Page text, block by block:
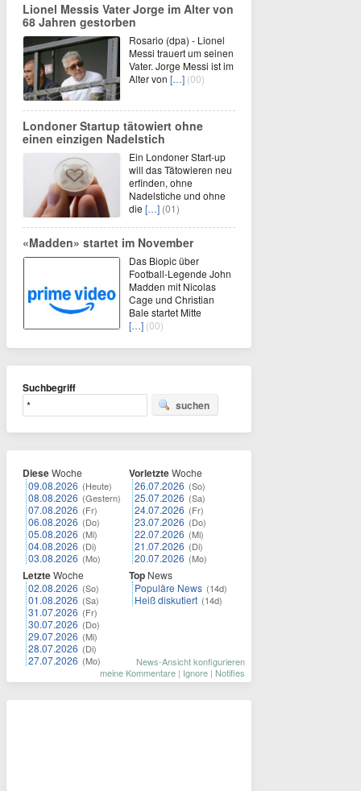
Lionel Messis Vater Jorge im Alter von
68 Jahren gestorben
Rosario (dpa) - Lionel
Messi trauert um seinen
Vater. Jorge Messi ist im
Alter von […] (00)
Londoner Startup tätowiert ohne
einen einzigen Nadelstich
Ein Londoner Start-up
will das Tätowieren neu
erfinden, ohne
Nadelstiche und ohne
die […] (01)
«Madden» startet im November
Das Biopic über
Football-Legende John
Madden mit Nicolas
Cage und Christian
Bale startet Mitte
[…] (00)
Suchbegriff
suchen
DieseWoche
09.08.2026 (Heute)
08.08.2026 (Gestern)
07.08.2026 (Fr)
06.08.2026 (Do)
05.08.2026 (Mi)
04.08.2026 (Di)
03.08.2026 (Mo)
LetzteWoche
02.08.2026 (So)
01.08.2026 (Sa)
31.07.2026 (Fr)
30.07.2026 (Do)
29.07.2026 (Mi)
28.07.2026 (Di)
27.07.2026 (Mo)
VorletzteWoche
26.07.2026 (So)
25.07.2026 (Sa)
24.07.2026 (Fr)
23.07.2026 (Do)
22.07.2026 (Mi)
21.07.2026 (Di)
20.07.2026 (Mo)
Top News
Populäre News (14d)
Heiß diskutiert (14d)
News-Ansicht konfigurieren
meine Kommentare | Ignore | Notifies